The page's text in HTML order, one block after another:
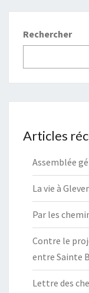
Rechercher
Articles
Assemblée
La vie à
Par les
Contre le
entre Sainte
Lettre des